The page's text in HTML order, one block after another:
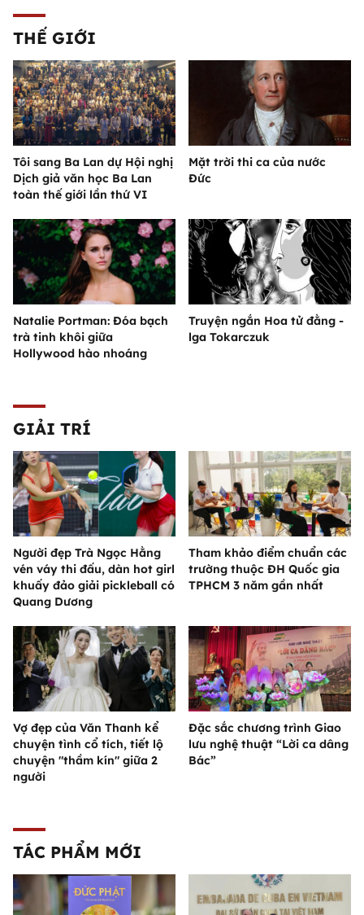
THẾ GIỚI
Tôi sang Ba Lan dự Hội nghị
Dịch giả văn học Ba Lan
toàn thế giới lần thứ VI
Mặt trời thi ca của nước
Đức
Natalie Portman: Đóa bạch
trà tinh khôi giữa
Hollywood hào nhoáng
Truyện ngắn Hoa tử đằng -
lga Tokarczuk
GIẢI TRÍ
Người đẹp Trà Ngọc Hằng
vén váy thi đấu, dàn hot girl
khuấy đảo giải pickleball có
Quang Dương
Tham khảo điểm chuẩn các
trường thuộc ĐH Quốc gia
TPHCM 3 năm gần nhất
Vợ đẹp của Văn Thanh kể
chuyện tình cổ tích, tiết lộ
chuyện "thầm kín" giữa 2
người
Đặc sắc chương trình Giao
lưu nghệ thuật “Lời ca dâng
Bác”
TÁC PHẨM MỚI